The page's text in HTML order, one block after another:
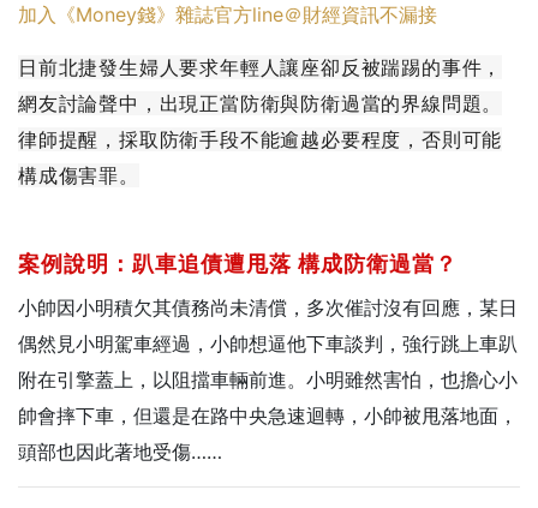
加入《Money錢》雜誌官方line＠財經資訊不漏接
日前北捷發生婦人要求年輕人讓座卻反被踹踢的事件，
網友討論聲中，出現正當防衛與防衛過當的界線問題。
律師提醒，採取防衛手段不能逾越必要程度，否則可能
構成傷害罪。
案例說明：趴車追債遭甩落 構成防衛過當？
小帥因小明積欠其債務尚未清償，多次催討沒有回應，某日
偶然見小明駕車經過，小帥想逼他下車談判，強行跳上車趴
附在引擎蓋上，以阻擋車輛前進。小明雖然害怕，也擔心小
帥會摔下車，但還是在路中央急速迴轉，小帥被甩落地面，
頭部也因此著地受傷……